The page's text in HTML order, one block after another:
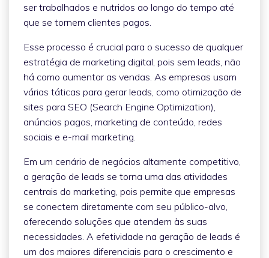
ser trabalhados e nutridos ao longo do tempo até
que se tornem clientes pagos.
Esse processo é crucial para o sucesso de qualquer
estratégia de marketing digital, pois sem leads, não
há como aumentar as vendas. As empresas usam
várias táticas para gerar leads, como otimização de
sites para SEO (Search Engine Optimization),
anúncios pagos, marketing de conteúdo, redes
sociais e e-mail marketing.
Em um cenário de negócios altamente competitivo,
a geração de leads se torna uma das atividades
centrais do marketing, pois permite que empresas
se conectem diretamente com seu público-alvo,
oferecendo soluções que atendem às suas
necessidades. A efetividade na geração de leads é
um dos maiores diferenciais para o crescimento e